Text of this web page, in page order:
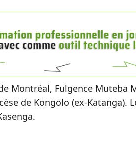
Montréal, Fulgence Muteba
de Kongolo (ex-Katanga).